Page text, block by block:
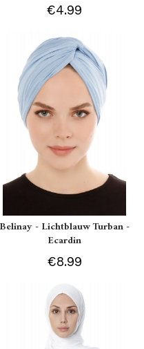
€4.99
Belinay - Lichtblauw Turban -
Ecardin
€8.99